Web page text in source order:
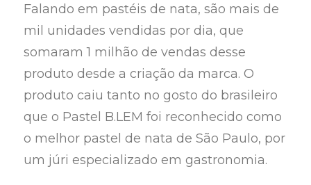
Falando em pastéis de nata, são mais de
mil unidades vendidas por dia, que
somaram 1 milhão de vendas desse
produto desde a criação da marca. O
produto caiu tanto no gosto do brasileiro
que o Pastel B.LEM foi reconhecido como
o melhor pastel de nata de São Paulo, por
um júri especializado em gastronomia.